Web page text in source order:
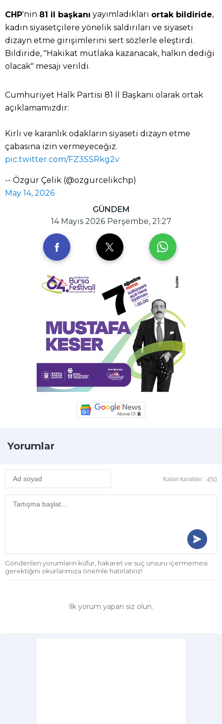
CHP'nin 81 il başkanı yayımladıkları ortak bildiride,
kadın siyasetçilere yönelik saldırıları ve siyaseti
dizayn etme girişimlerini sert sözlerle eleştirdi.
Bildiride, "Hakikat mutlaka kazanacak, halkın dediği
olacak" mesajı verildi.
Cumhuriyet Halk Partisi 81 İl Başkanı olarak ortak
açıklamamızdır:
Kirli ve karanlık odakların siyaseti dizayn etme
çabasına izin vermeyeceğiz.
pic.twitter.com/FZ3SSRkg2v
-- Özgür Çelik (@ozgurcelikchp)
May 14, 2026
GÜNDEM
14 Mayıs 2026 Perşembe, 21:27
Yorumlar
Kalan karakter : 450
Gönderilen yorumların küfür, hakaret ve suç unsuru içermemesi
gerektiğini okurlarımıza önemle hatırlatırız!
İlk yorum yapan siz olun.